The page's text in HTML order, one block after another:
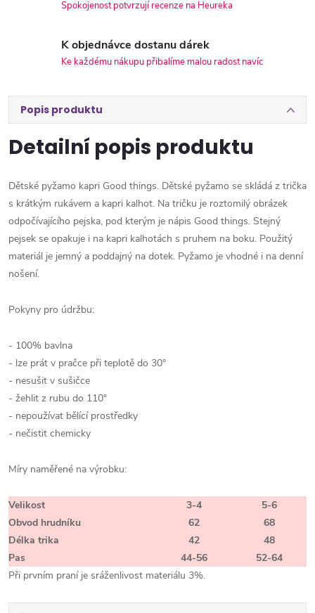
Spokojenost potvrzují recenze na Heureka
K objednávce dostanu dárek
Ke každému nákupu přibalíme malou radost navíc
Popis produktu
Detailní popis produktu
Dětské pyžamo kapri Good things. Dětské pyžamo se skládá z trička
s krátkým rukávem a kapri kalhot. Na tričku je roztomilý obrázek
odpočívajícího pejska, pod kterým je nápis Good things. Stejný
pejsek se opakuje i na kapri kalhotách s pruhem na boku. Použitý
materiál je jemný a poddajný na dotek. Pyžamo je vhodné i na denní
nošení.
Pokyny pro údržbu:
- 100% bavlna
- lze prát v pračce při teplotě do 30°
- nesušit v sušičce
- žehlit z rubu do 110°
- nepoužívat bělící prostředky
- nečistit chemicky
Míry naměřené na výrobku:
Velikost 3-4
5-6
Obvod hrudníku
62
68
Délka trika
42
48
Pas
44-56
52-64
Při prvním praní je sráženlivost materiálu 3%.